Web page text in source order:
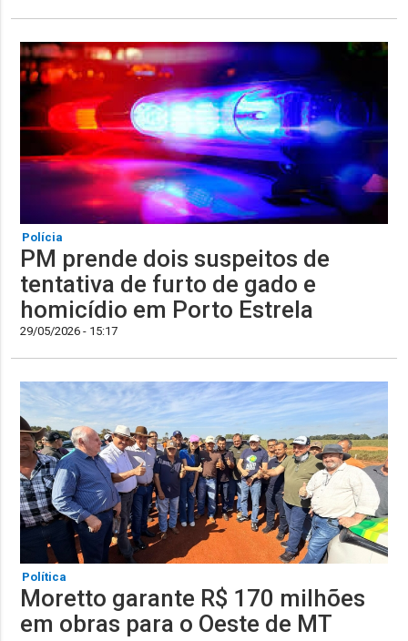
Polícia
PM prende dois suspeitos de
tentativa de furto de gado e
homicídio em Porto Estrela
29/05/2026 - 15:17
Política
Moretto garante R$ 170 milhões
em obras para o Oeste de MT